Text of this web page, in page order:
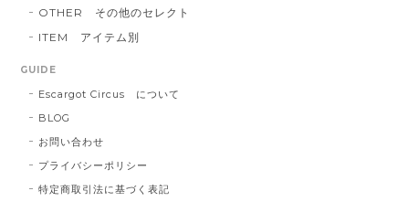
OTHER その他のセレクト
ITEM アイテム別
GUIDE
Escargot Circus について
BLOG
お問い合わせ
プライバシーポリシー
特定商取引法に基づく表記